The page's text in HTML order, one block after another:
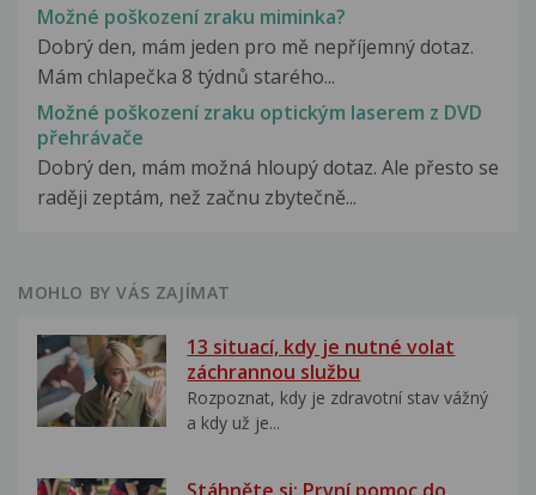
Možné poškození zraku miminka?
Dobrý den, mám jeden pro mě nepříjemný dotaz.
Mám chlapečka 8 týdnů starého...
Možné poškození zraku optickým laserem z DVD
přehrávače
Dobrý den, mám možná hloupý dotaz. Ale přesto se
raději zeptám, než začnu zbytečně...
MOHLO BY VÁS ZAJÍMAT
13 situací, kdy je nutné volat
záchrannou službu
Rozpoznat, kdy je zdravotní stav vážný
a kdy už je...